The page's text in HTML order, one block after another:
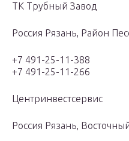
ТК Трубный Завод
Россия Рязань, Район
+7 491-25-11-388
+7 491-25-11-266
Центринвестсервис
Россия Рязань,